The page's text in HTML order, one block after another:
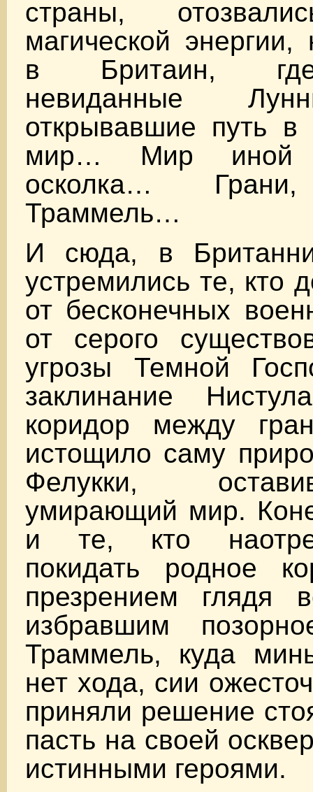
страны,
магической энергии,
в Бритаин,
невиданные
открывавшие путь
мир… Мир иной
осколка…
Траммель…
И сюда, в
устремились те, кто
от бесконечных
от серого
угрозы Темной
заклинание
коридор между
истощило саму
Фелукки,
умирающий мир.
и те, кто
покидать родное
презрением глядя
избравшим
Траммель, куда
нет хода, сии
приняли решение
пасть на своей
истинными героями.